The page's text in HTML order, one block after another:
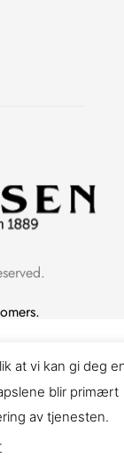
at vi kan gi deg
blir primært
av tjenesten.